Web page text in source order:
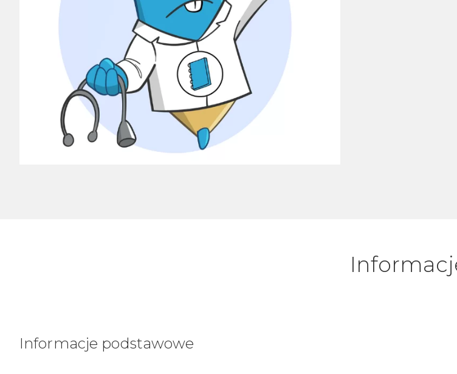
Informacje podstawowe